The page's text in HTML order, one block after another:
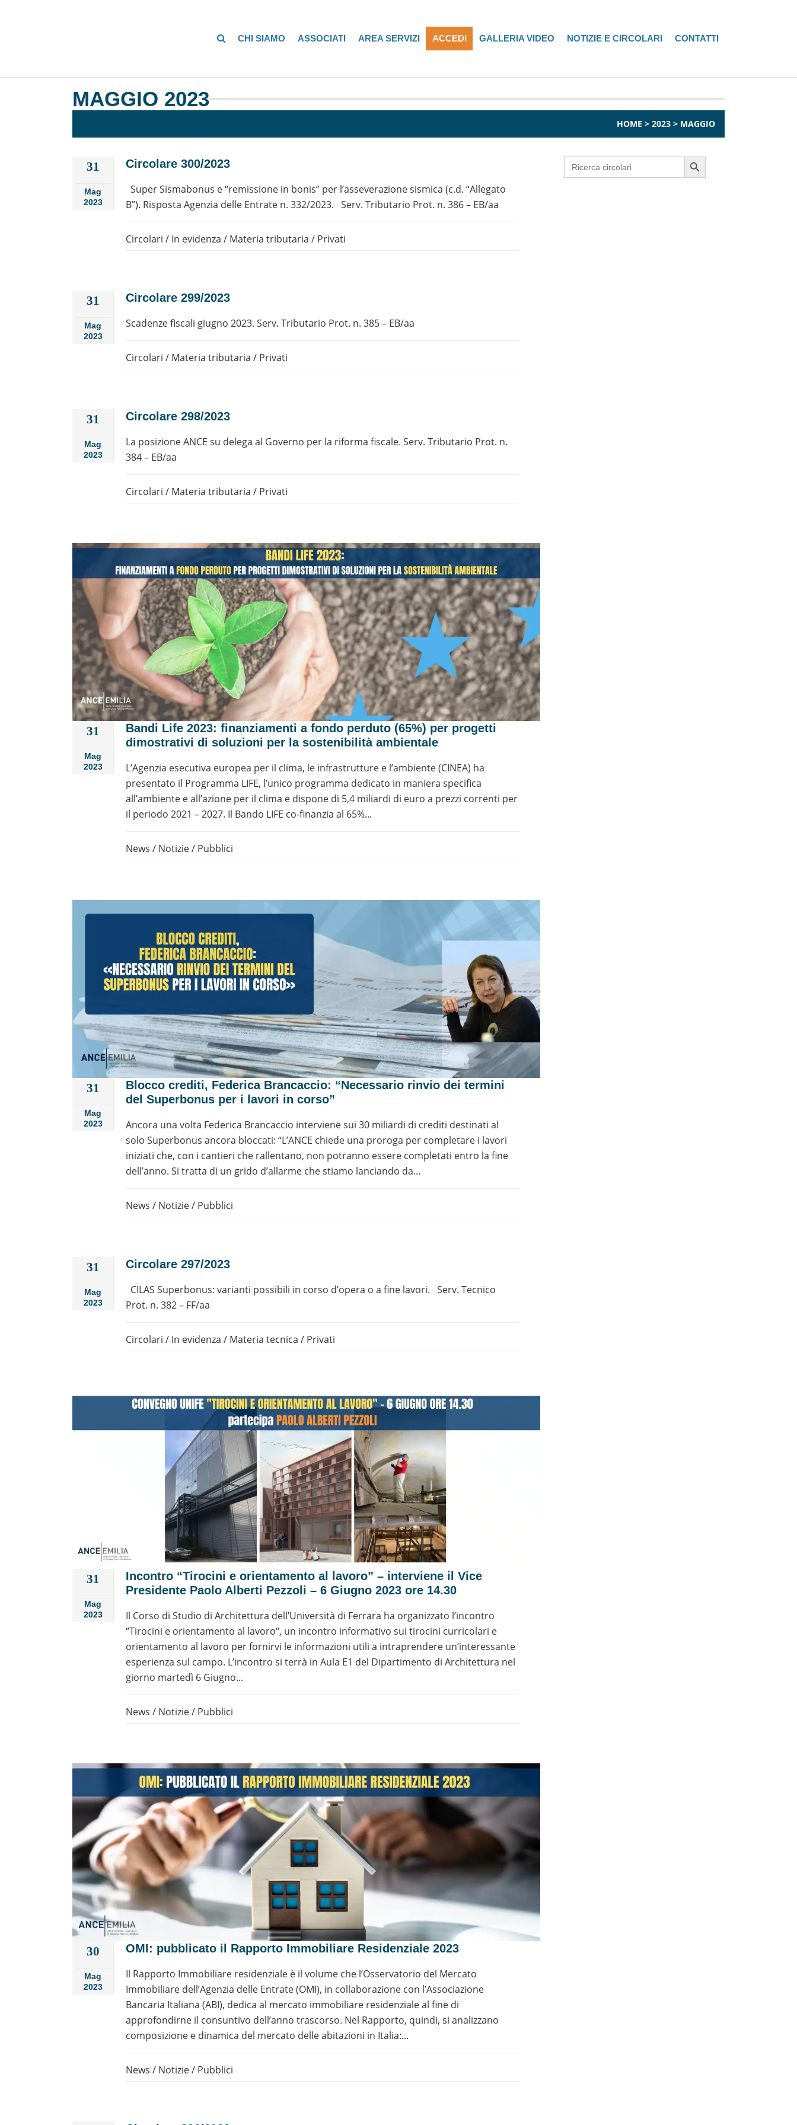
CHI SIAMO ASSOCIATI AREA SERVIZI ACCEDI GALLERIA VIDEO NOTIZIE E CIRCOLARI CONTATTI
MAGGIO 2023
HOME > 2023 > MAGGIO
31
Mag
2023
Circolare 300/2023
Super Sismabonus e “remissione in bonis” per l’asseverazione sismica (c.d. “Allegato
B”). Risposta Agenzia delle Entrate n. 332/2023. Serv. Tributario Prot. n. 386 – EB/aa
Circolari / In evidenza / Materia tributaria / Privati
31
Mag
2023
Circolare 299/2023
Scadenze fiscali giugno 2023. Serv. Tributario Prot. n. 385 – EB/aa
Circolari / Materia tributaria / Privati
31
Mag
2023
Circolare 298/2023
La posizione ANCE su delega al Governo per la riforma fiscale. Serv. Tributario Prot. n.
384 – EB/aa
Circolari / Materia tributaria / Privati
31
Mag
2023
Bandi Life 2023: finanziamenti a fondo perduto (65%) per progetti
dimostrativi di soluzioni per la sostenibilità ambientale
L’Agenzia esecutiva europea per il clima, le infrastrutture e l’ambiente (CINEA) ha
presentato il Programma LIFE, l’unico programma dedicato in maniera specifica
all’ambiente e all’azione per il clima e dispone di 5,4 miliardi di euro a prezzi correnti per
il periodo 2021 – 2027. Il Bando LIFE co-finanzia al 65%...
News / Notizie/ Pubblici
31
Mag
2023
Blocco crediti, Federica Brancaccio: “Necessario rinvio dei termini
del Superbonus per i lavori in corso”
Ancora una volta Federica Brancaccio interviene sui 30 miliardi di crediti destinati al
solo Superbonus ancora bloccati: “L’ANCE chiede una proroga per completare i lavori
iniziati che, con i cantieri che rallentano, non potranno essere completati entro la fine
dell’anno. Si tratta di un grido d’allarme che stiamo lanciando da...
News / Notizie/ Pubblici
31
Mag
2023
Circolare 297/2023
CILAS Superbonus: varianti possibili in corso d’opera o a fine lavori. Serv. Tecnico
Prot. n. 382 – FF/aa
Circolari / In evidenza / Materia tecnica / Privati
31
Mag
2023
Incontro “Tirocini e orientamento al lavoro” – interviene il Vice
Presidente Paolo Alberti Pezzoli – 6 Giugno 2023 ore 14.30
Il Corso di Studio di Architettura dell’Università di Ferrara ha organizzato l’incontro
“Tirocini e orientamento al lavoro“, un incontro informativo sui tirocini curricolari e
orientamento al lavoro per fornirvi le informazioni utili a intraprendere un’interessante
esperienza sul campo. L’incontro si terrà in Aula E1 del Dipartimento di Architettura nel
giorno martedì 6 Giugno...
News / Notizie/ Pubblici
30
Mag
2023
OMI: pubblicato il Rapporto Immobiliare Residenziale 2023
Il Rapporto Immobiliare residenziale è il volume che l’Osservatorio del Mercato
Immobiliare dell’Agenzia delle Entrate (OMI), in collaborazione con l’Associazione
Bancaria Italiana (ABI), dedica al mercato immobiliare residenziale al fine di
approfondirne il consuntivo dell’anno trascorso. Nel Rapporto, quindi, si analizzano
composizione e dinamica del mercato delle abitazioni in Italia:...
News / Notizie/ Pubblici
Search
for:
Search Button